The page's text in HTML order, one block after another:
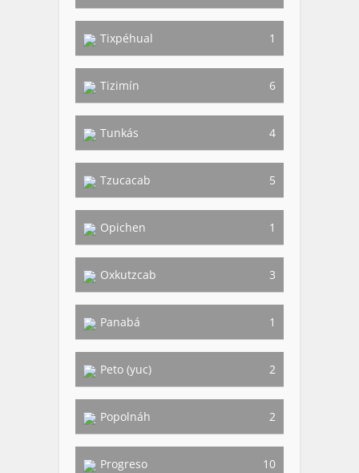
Tixpéhual 1
Tizimín 6
Tunkás 4
Tzucacab 5
Opichen 1
Oxkutzcab 3
Panabá 1
Peto (yuc) 2
Popolnáh 2
Progreso 10